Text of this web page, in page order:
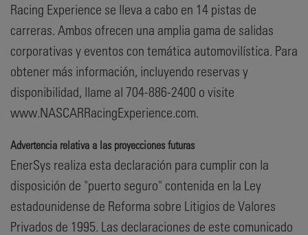
Racing Experience se lleva a cabo en 14 pistas de
carreras. Ambos ofrecen una amplia gama de salidas
corporativas y eventos con temática automovilística. Para
obtener más información, incluyendo reservas y
disponibilidad, llame al 704-886-2400 o visite
www.NASCARRacingExperience.com.
Advertencia relativa a las proyecciones futuras
EnerSys realiza esta declaración para cumplir con la
disposición de "puerto seguro" contenida en la Ley
estadounidense de Reforma sobre Litigios de Valores
Privados de 1995. Las declaraciones de este comunicado